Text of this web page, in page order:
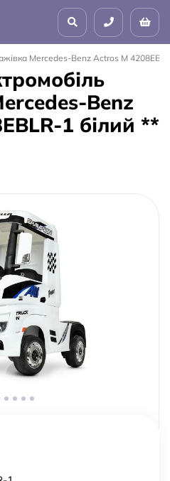
Mercedes-Benz Actros M
Benz
1 білий **